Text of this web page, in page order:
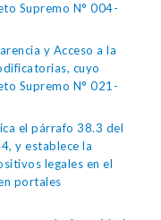
Supremo N° 004-
y Acceso a la
cuyo
Supremo N° 021-
el párrafo 38.3 del
y establece la
legales en el
portales